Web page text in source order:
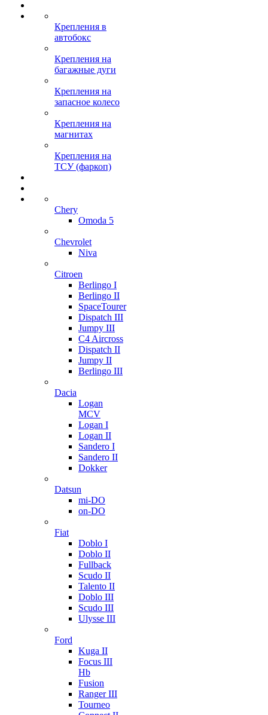
Крепления в
автобокс
Крепления на
багажные дуги
Крепления на
запасное колесо
Крепления на
магнитах
Крепления на
ТСУ (фаркоп)
Chery
Omoda 5
Chevrolet
Niva
Citroen
Berlingo I
Berlingo II
SpaceTourer
Dispatch III
Jumpy III
C4 Aircross
Dispatch II
Jumpy II
Berlingo III
Dacia
Logan
MCV
Logan I
Logan II
Sandero I
Sandero II
Dokker
Datsun
mi-DO
on-DO
Fiat
Doblo I
Doblo II
Fullback
Scudo II
Talento II
Doblo III
Scudo III
Ulysse III
Ford
Kuga II
Focus III
Hb
Fusion
Ranger III
Tourneo